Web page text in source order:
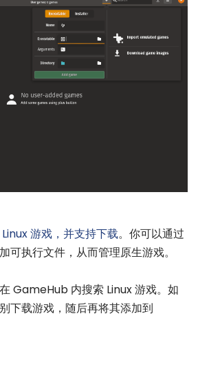
游戏，并支持下载。你可以通过
可执行文件，从而管理原生游戏。
GameHub 内搜索 Linux 游戏。如
下载游戏，随后再将其添加到